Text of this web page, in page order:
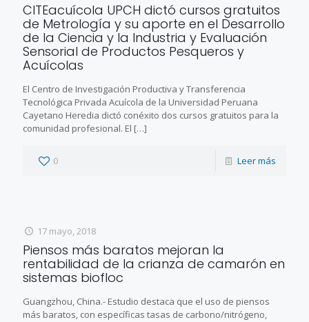
CITEacuícola UPCH dictó cursos gratuitos
de Metrología y su aporte en el Desarrollo
de la Ciencia y la Industria y Evaluación
Sensorial de Productos Pesqueros y
Acuícolas
El Centro de Investigación Productiva y Transferencia
Tecnológica Privada Acuícola de la Universidad Peruana
Cayetano Heredia dictó conéxito dos cursos gratuitos para la
comunidad profesional. El […]
0 Leer más
17 mayo, 2018
Piensos más baratos mejoran la
rentabilidad de la crianza de camarón en
sistemas biofloc
Guangzhou, China.- Estudio destaca que el uso de piensos
más baratos, con específicas tasas de carbono/nitrógeno,